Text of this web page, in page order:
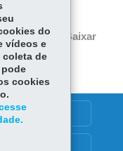
ts
Ap
p
Baixar
do
vídeos e
coleta de
cookies